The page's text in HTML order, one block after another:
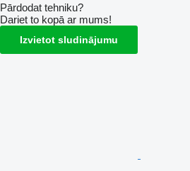
Pārdodat tehniku?
Dariet to kopā ar mums!
Izvietot sludinājumu